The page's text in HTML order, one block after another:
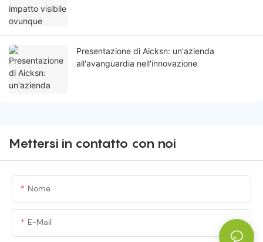
Presentazione di Aicksn: un'azienda
all'avanguardia nell'innovazione
Mettersi in contatto con noi
Nome
E-Mail